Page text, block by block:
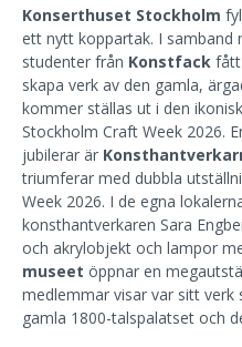
Konserthuset Stockholm
ett nytt koppartak. I samband
studenter från Konstfack
skapa verk av den gamla,
kommer ställas ut i den
Stockholm Craft Week 2026.
jubilerar är
triumferar med dubbla
Week 2026. I de egna
konsthantverkaren Sara
och akrylobjekt och lampor
museet öppnar en
medlemmar visar var sitt
gamla 1800-talspalatset och